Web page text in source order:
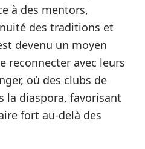
à des mentors,
des traditions et
devenu un moyen
reconnecter avec leurs
où des clubs de
la diaspora, favorisant
fort au-delà des